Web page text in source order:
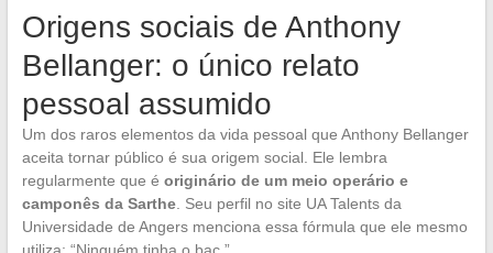
Origens sociais de Anthony
Bellanger: o único relato
pessoal assumido
Um dos raros elementos da vida pessoal que Anthony Bellanger
aceita tornar público é sua origem social. Ele lembra
regularmente que é originário de um meio operário e
camponês da Sarthe. Seu perfil no site UA Talents da
Universidade de Angers menciona essa fórmula que ele mesmo